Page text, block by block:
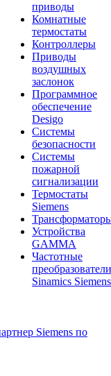
приводы
Комнатные
термостаты
Контроллеры
Приводы
воздушных
заслонок
Программное
обеспечение
Desigo
Системы
безопасности
Системы
пожарной
сигнализации
Термостаты
Siemens
Устройства
GAMMA
Частотные
преобразователи
Sinamics Siemens